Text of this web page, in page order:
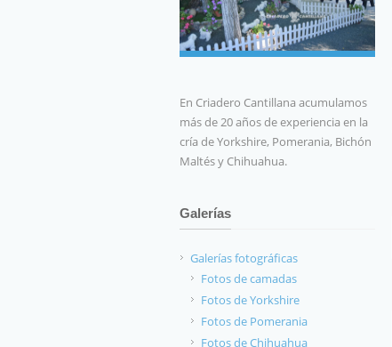
En Criadero Cantillana acumulamos
más de 20 años de experiencia en la
cría de Yorkshire, Pomerania, Bichón
Maltés y Chihuahua.
Galerías
Galerías fotográficas
Fotos de camadas
Fotos de Yorkshire
Fotos de Pomerania
Fotos de Chihuahua